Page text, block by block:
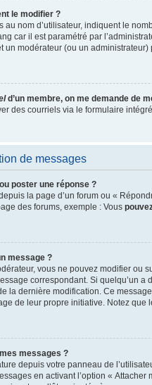
le modifier ?
au nom d’utilisateur, indiquent le
car il est paramétré par
un modérateur (ou un
d’un membre, on me demande de
des courriels via le formulaire
de messages
poster une réponse ?
la page d’un forum ou «
des forums, exemple : Vous
message ?
vous ne pouvez modifier
correspondant. Si quelqu’un a
la dernière modification. Ce
de leur propre initiative. Notez
messages ?
depuis votre panneau de
en activant l’option «